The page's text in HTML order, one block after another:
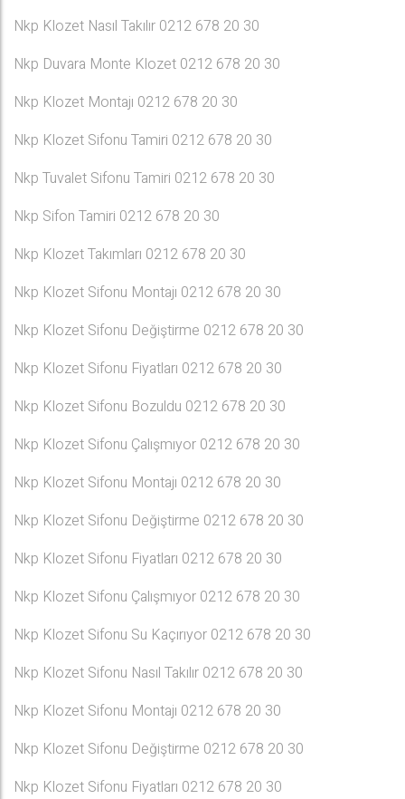
Nkp Klozet Nasıl Takılır 0212 678 20 30
Nkp Duvara Monte Klozet 0212 678 20 30
Nkp Klozet Montajı 0212 678 20 30
Nkp Klozet Sifonu Tamiri 0212 678 20 30
Nkp Tuvalet Sifonu Tamiri 0212 678 20 30
Nkp Sifon Tamiri 0212 678 20 30
Nkp Klozet Takımları 0212 678 20 30
Nkp Klozet Sifonu Montajı 0212 678 20 30
Nkp Klozet Sifonu Değiştirme 0212 678 20 30
Nkp Klozet Sifonu Fiyatları 0212 678 20 30
Nkp Klozet Sifonu Bozuldu 0212 678 20 30
Nkp Klozet Sifonu Çalışmıyor 0212 678 20 30
Nkp Klozet Sifonu Montajı 0212 678 20 30
Nkp Klozet Sifonu Değiştirme 0212 678 20 30
Nkp Klozet Sifonu Fiyatları 0212 678 20 30
Nkp Klozet Sifonu Çalışmıyor 0212 678 20 30
Nkp Klozet Sifonu Su Kaçırıyor 0212 678 20 30
Nkp Klozet Sifonu Nasıl Takılır 0212 678 20 30
Nkp Klozet Sifonu Montajı 0212 678 20 30
Nkp Klozet Sifonu Değiştirme 0212 678 20 30
Nkp Klozet Sifonu Fiyatları 0212 678 20 30